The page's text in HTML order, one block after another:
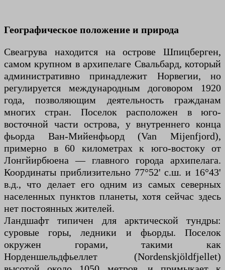
Географическое положение и природа
Свеагрува находится на острове Шпицберген,
самом крупном в архипелаге Свальбард, который
административно принадлежит Норвегии, но
регулируется международным договором 1920
года, позволяющим деятельность гражданам
многих стран. Поселок расположен в юго-
восточной части острова, у внутреннего конца
фьорда Ван-Мийенфьорд (Van Mijenfjord),
примерно в 60 километрах к юго-востоку от
Лонгйирбюена — главного города архипелага.
Координаты приблизительно 77°52' с.ш. и 16°43'
в.д., что делает его одним из самых северных
населенных пунктов планеты, хотя сейчас здесь
нет постоянных жителей.
Ландшафт типичен для арктической тундры:
суровые горы, ледники и фьорды. Поселок
окружен горами, такими как
Норденшельдфьеллет (Nordenskjöldfjellet)